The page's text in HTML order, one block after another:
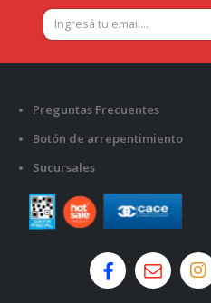
Preguntas Frecuentes
Botón de arrepentimiento
Sucursales